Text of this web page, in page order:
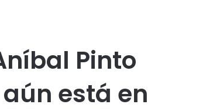
Pinto
está en